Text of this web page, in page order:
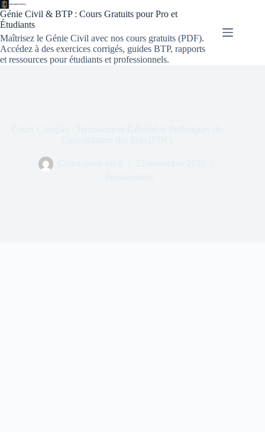
Génie Civil & BTP : Cours Gratuits pour Pro et
Étudiants
Maîtrisez le Génie Civil avec nos cours gratuits (PDF).
Accédez à des exercices corrigés, guides BTP, rapports
et ressources pour étudiants et professionnels.